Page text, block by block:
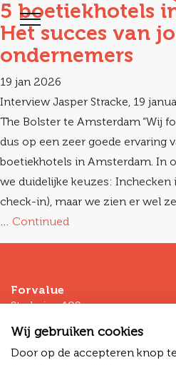
5 boetiekhotels
Het succes van
ondernemers
19 jan 2026
Interview Jasper Stracke, 19
The Bolster te Amsterdam “Wij
dus op een zeer goede ervaring
boetiekhotels in Amsterdam. In
we duidelijke keuzes:
check-in), maar we zien er wel
… Continued
Forvalue
Stadsring 109
T
+31 (0)33 - 80 03 225
Wij gebruiken cookies
Door op de accepteren knop